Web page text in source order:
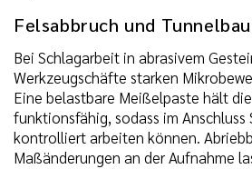
Felsabbruch und Tunnelbau
Bei Schlagarbeit in abrasivem
Werkzeugschäfte starken
Eine belastbare Meißelpaste hält
funktionsfähig, sodass im Anschluss
kontrolliert arbeiten können.
Maßänderungen an der Aufnahme